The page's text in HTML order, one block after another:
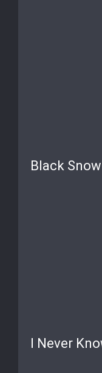
Black Snow
I Never